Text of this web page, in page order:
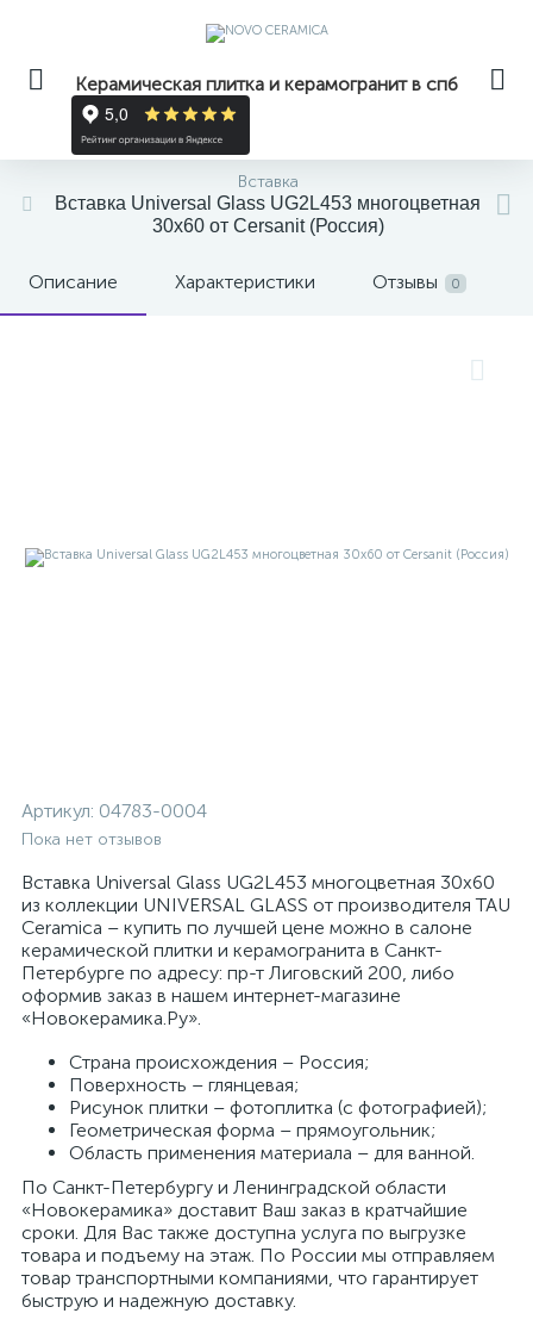
Керамическая плитка и керамогранит в спб
Вставка
Вставка Universal Glass UG2L453 многоцветная
30x60 от Cersanit (Россия)
Описание Характеристики Отзывы 0
Артикул: 04783-0004
Пока нет отзывов
Вставка Universal Glass UG2L453 многоцветная 30x60
из коллекции UNIVERSAL GLASS от производителя TAU
Ceramica – купить по лучшей цене можно в салоне
керамической плитки и керамогранита в Санкт-
Петербурге по адресу: пр-т Лиговский 200, либо
оформив заказ в нашем интернет-магазине
«Новокерамика.Ру».
Страна происхождения – Россия;
Поверхность – глянцевая;
Рисунок плитки – фотоплитка (с фотографией);
Геометрическая форма – прямоугольник;
Область применения материала – для ванной.
По Санкт-Петербургу и Ленинградской области
«Новокерамика» доставит Ваш заказ в кратчайшие
сроки. Для Вас также доступна услуга по выгрузке
товара и подъему на этаж. По России мы отправляем
товар транспортными компаниями, что гарантирует
быструю и надежную доставку.